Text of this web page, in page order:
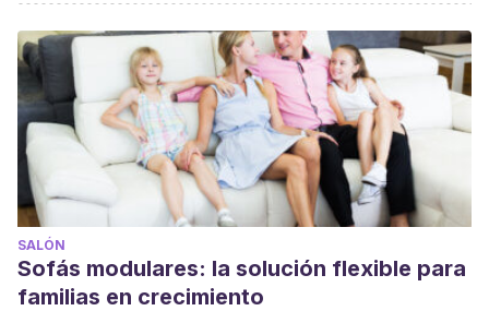
Beneficios del Aloe Vera l. (sábila) en las afecciones de la
piel.
Revista Cubana de Enfermería ,22
(3) Recuperado en
10 de junio de 2021, de http://scielo.sld.cu/scielo.php?
script=sci_arttext&pid=S0864-
03192006000300004&lng=es&tlng=es.
SALÓN
Sofás modulares: la solución flexible para
familias en crecimiento